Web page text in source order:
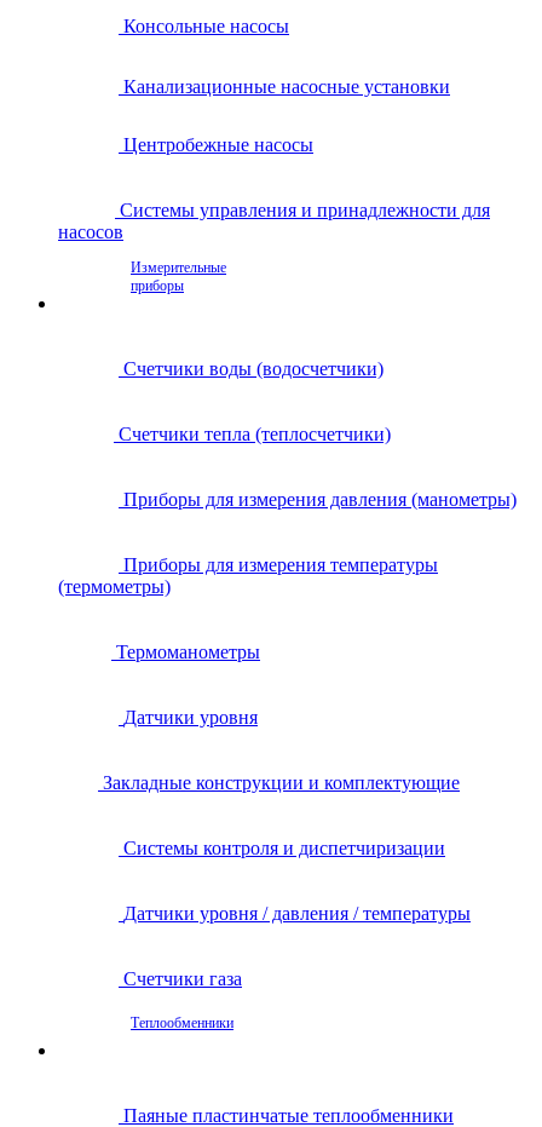
Консольные насосы
Канализационные насосные установки
Центробежные насосы
Системы управления и принадлежности для
насосов
Измерительные
приборы
Счетчики воды (водосчетчики)
Счетчики тепла (теплосчетчики)
Приборы для измерения давления (манометры)
Приборы для измерения температуры
(термометры)
Термоманометры
Датчики уровня
Закладные конструкции и комплектующие
Системы контроля и диспетчиризации
Датчики уровня / давления / температуры
Счетчики газа
Теплообменники
Паяные пластинчатые теплообменники